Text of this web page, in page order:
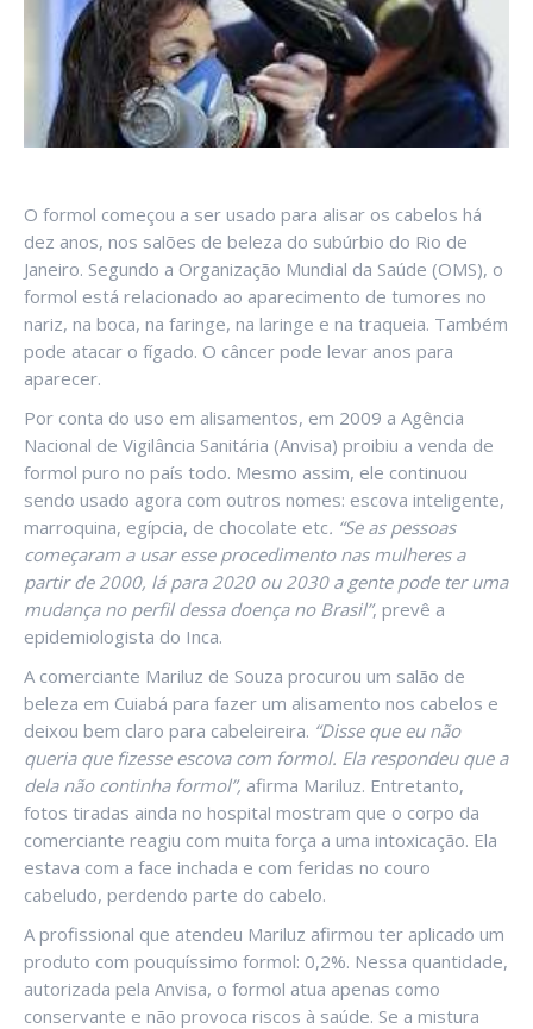
O formol começou a ser usado para alisar os cabelos há
dez anos, nos salões de beleza do subúrbio do Rio de
Janeiro. Segundo a Organização Mundial da Saúde (OMS), o
formol está relacionado ao aparecimento de tumores no
nariz, na boca, na faringe, na laringe e na traqueia. Também
pode atacar o fígado. O câncer pode levar anos para
aparecer.
Por conta do uso em alisamentos, em 2009 a Agência
Nacional de Vigilância Sanitária (Anvisa) proibiu a venda de
formol puro no país todo. Mesmo assim, ele continuou
sendo usado agora com outros nomes: escova inteligente,
marroquina, egípcia, de chocolate etc. “Se as pessoas
começaram a usar esse procedimento nas mulheres a
partir de 2000, lá para 2020 ou 2030 a gente pode ter uma
mudança no perfil dessa doença no Brasil”, prevê a
epidemiologista do Inca.
A comerciante Mariluz de Souza procurou um salão de
beleza em Cuiabá para fazer um alisamento nos cabelos e
deixou bem claro para cabeleireira. “Disse que eu não
queria que fizesse escova com formol. Ela respondeu que a
dela não continha formol”, afirma Mariluz. Entretanto,
fotos tiradas ainda no hospital mostram que o corpo da
comerciante reagiu com muita força a uma intoxicação. Ela
estava com a face inchada e com feridas no couro
cabeludo, perdendo parte do cabelo.
A profissional que atendeu Mariluz afirmou ter aplicado um
produto com pouquíssimo formol: 0,2%. Nessa quantidade,
autorizada pela Anvisa, o formol atua apenas como
conservante e não provoca riscos à saúde. Se a mistura